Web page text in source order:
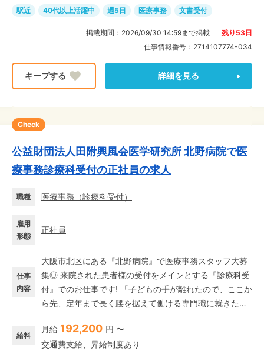
駅近 40代以上活躍中 週5日 医療事務 文書受付
掲載期間： 2026/09/30 14:59まで掲載 残り 53日
仕事情報番号： 2714107774-034
詳細を見る
Check
公益財団法人田附興風会医学研究所 北野病院で医
療事務診療科受付の正社員の求人
職種 医療事務 （診療科受付）
雇用
形態
正社員
仕事
内容
大阪市北区にある『北野病院』で医療事務スタッフ大募
集◎ 来院された患者様の受付をメインとする『診療科受
付』でのお仕事です! 「子どもの手が離れたので、ここか
ら先、定年まで長く腰を据えて働ける専門職に就きた
る環境で働きたい」 とお考えのあなたにピッタリ♪ ▼シ
フトはワンシフトのみ♪ ▼残業対応は当番制◎残業手当
給料
月給 192,200 円 〜
交通費支給、昇給制度あり